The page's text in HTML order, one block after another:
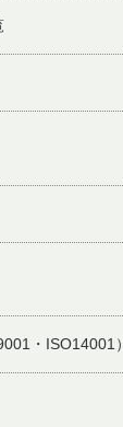
・ISO14001）